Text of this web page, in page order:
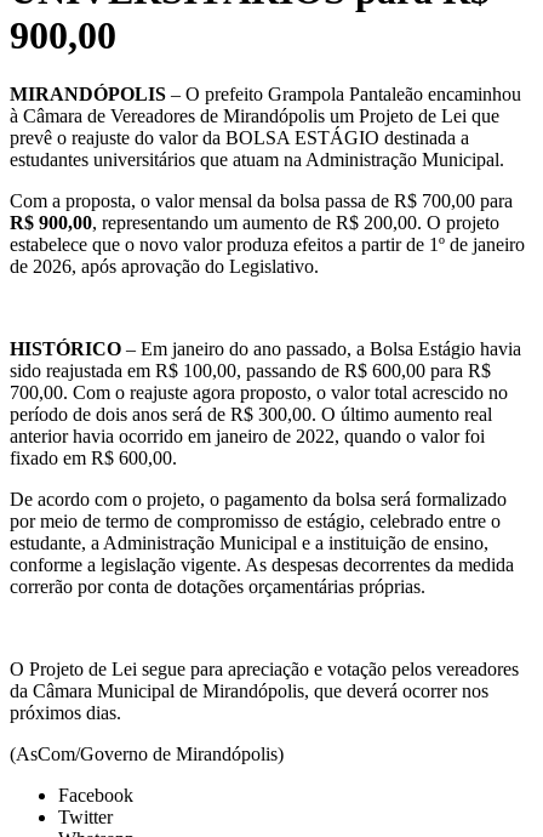
900,00
MIRANDÓPOLIS – O prefeito Grampola Pantaleão encaminhou
à Câmara de Vereadores de Mirandópolis um Projeto de Lei que
prevê o reajuste do valor da BOLSA ESTÁGIO destinada a
estudantes universitários que atuam na Administração Municipal.
Com a proposta, o valor mensal da bolsa passa de R$ 700,00 para
R$ 900,00, representando um aumento de R$ 200,00. O projeto
estabelece que o novo valor produza efeitos a partir de 1º de janeiro
de 2026, após aprovação do Legislativo.
HISTÓRICO – Em janeiro do ano passado, a Bolsa Estágio havia
sido reajustada em R$ 100,00, passando de R$ 600,00 para R$
700,00. Com o reajuste agora proposto, o valor total acrescido no
período de dois anos será de R$ 300,00. O último aumento real
anterior havia ocorrido em janeiro de 2022, quando o valor foi
fixado em R$ 600,00.
De acordo com o projeto, o pagamento da bolsa será formalizado
por meio de termo de compromisso de estágio, celebrado entre o
estudante, a Administração Municipal e a instituição de ensino,
conforme a legislação vigente. As despesas decorrentes da medida
correrão por conta de dotações orçamentárias próprias.
O Projeto de Lei segue para apreciação e votação pelos vereadores
da Câmara Municipal de Mirandópolis, que deverá ocorrer nos
próximos dias.
(AsCom/Governo de Mirandópolis)
Facebook
Twitter